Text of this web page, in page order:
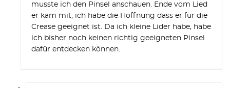
musste ich den Pinsel anschauen. Ende vom Lied
er kam mit, ich habe die Hoffnung dass er für die
Crease geeignet ist. Da ich kleine Lider habe, habe
ich bisher noch keinen richtig geeigneten Pinsel
dafür entdecken können.